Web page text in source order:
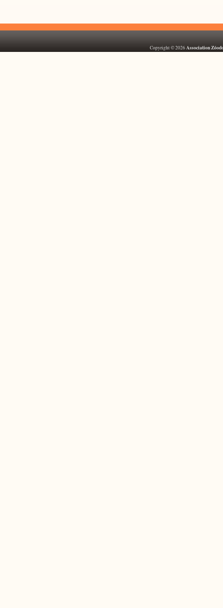
Copyright © 2026Association